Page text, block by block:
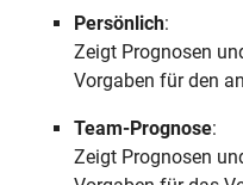
Persönlich:
Zeigt Prognosen
Vorgaben fürden
Team-Prognose:
Zeigt Prognosen